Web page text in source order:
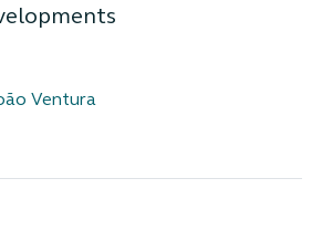
Ventura